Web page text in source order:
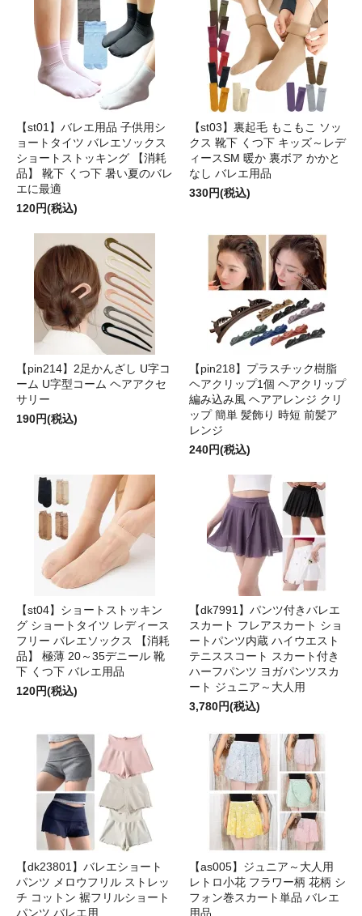
【st01】バレエ用品 子供用シ
ョートタイツ バレエソックス
ショートストッキング 【消耗
品】 靴下 くつ下 暑い夏のバレ
エに最適
120円(税込)
【st03】裏起毛 もこもこ ソッ
クス 靴下 くつ下 キッズ～レデ
ィースSM 暖か 裏ボア かかと
なし バレエ用品
330円(税込)
【pin214】2足かんざし U字コ
ーム U字型コーム ヘアアクセ
サリー
190円(税込)
【pin218】プラスチック樹脂
ヘアクリップ1個 ヘアクリップ
編み込み風 ヘアアレンジ クリ
ップ 簡単 髪飾り 時短 前髪ア
レンジ
240円(税込)
【st04】ショートストッキン
グ ショートタイツ レディース
フリー バレエソックス 【消耗
品】 極薄 20～35デニール 靴
下 くつ下 バレエ用品
120円(税込)
【dk7991】パンツ付きバレエ
スカート フレアスカート ショ
ートパンツ内蔵 ハイウエスト
テニススコート スカート付き
ハーフパンツ ヨガパンツスカ
ート ジュニア～大人用
3,780円(税込)
【dk23801】バレエショート
パンツ メロウフリル ストレッ
チ コットン 裾フリルショート
パンツ バレエ用
【as005】ジュニア～大人用
レトロ小花 フラワー柄 花柄 シ
フォン巻スカート単品 バレエ
用品